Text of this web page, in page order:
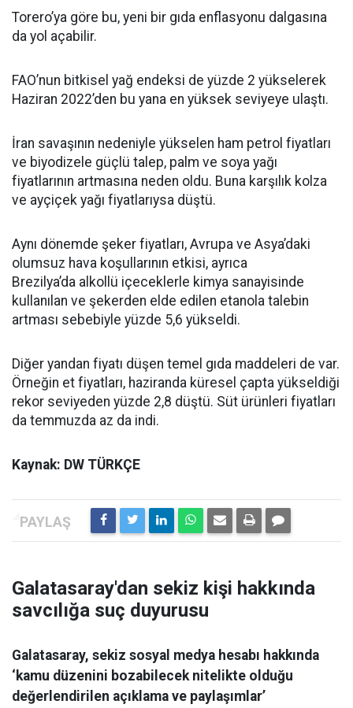
Torero’ya göre bu, yeni bir gıda enflasyonu dalgasına
da yol açabilir.
FAO’nun bitkisel yağ endeksi de yüzde 2 yükselerek
Haziran 2022’den bu yana en yüksek seviyeye ulaştı.
İran savaşının nedeniyle yükselen ham petrol fiyatları
ve biyodizele güçlü talep, palm ve soya yağı
fiyatlarının artmasına neden oldu. Buna karşılık kolza
ve ayçiçek yağı fiyatlarıysa düştü.
Aynı dönemde şeker fiyatları, Avrupa ve Asya’daki
olumsuz hava koşullarının etkisi, ayrıca
Brezilya’da alkollü içeceklerle kimya sanayisinde
kullanılan ve şekerden elde edilen etanola talebin
artması sebebiyle yüzde 5,6 yükseldi.
Diğer yandan fiyatı düşen temel gıda maddeleri de var.
Örneğin et fiyatları, haziranda küresel çapta yükseldiği
rekor seviyeden yüzde 2,8 düştü. Süt ürünleri fiyatları
da temmuzda az da indi.
Kaynak: DW TÜRKÇE
Galatasaray'dan sekiz kişi hakkında
savcılığa suç duyurusu
Galatasaray, sekiz sosyal medya hesabı hakkında
‘kamu düzenini bozabilecek nitelikte olduğu
değerlendirilen açıklama ve paylaşımlar’